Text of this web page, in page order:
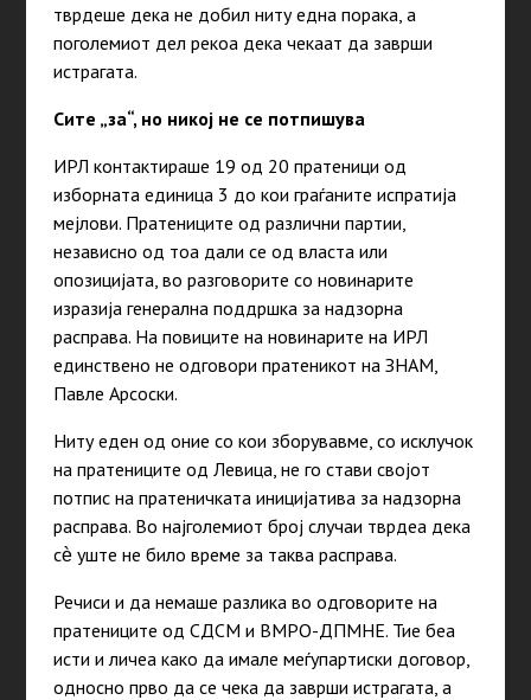
тврдеше дека не добил ниту една порака, а
поголемиот дел рекоа дека чекаат да заврши
истрагата.
Сите „за“, но никој не се потпишува
ИРЛ контактираше 19 од 20 пратеници од
изборната единица 3 до кои граѓаните испратија
мејлови. Пратениците од различни партии,
независно од тоа дали се од власта или
опозицијата, во разговорите со новинарите
изразија генерална поддршка за надзорна
расправа. На повиците на новинарите на ИРЛ
единствено не одговори пратеникот на ЗНАМ,
Павле Арсоски.
Ниту еден од оние со кои зборувавме, со исклучок
на пратениците од Левица, не го стави својот
потпис на пратеничката иницијатива за надзорна
расправа. Во најголемиот број случаи тврдеа дека
сѐ уште не било време за таква расправа.
Речиси и да немаше разлика во одговорите на
пратениците од СДСМ и ВМРО-ДПМНЕ. Тие беа
исти и личеа како да имале меѓупартиски договор,
односно прво да се чека да заврши истрагата, а